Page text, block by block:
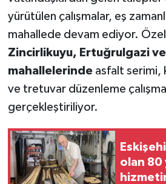
yürütülen çalışmalar, eş
mahallede devam ediyor.
Zincirlikuyu, Ertuğrulgazi
mahallelerindeasfalt serimi,
ve tretuvar düzenleme
gerçekleştiriliyor.
olan 80